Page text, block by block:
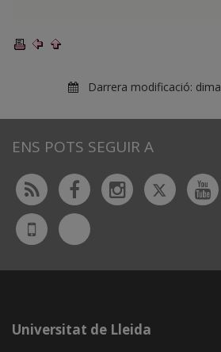
Darrera modificació:
ENS POTS SEGUIR A
Rss FacebookInstagram
Twitter
UdL
App
Bluesky
Universitat de Lleida